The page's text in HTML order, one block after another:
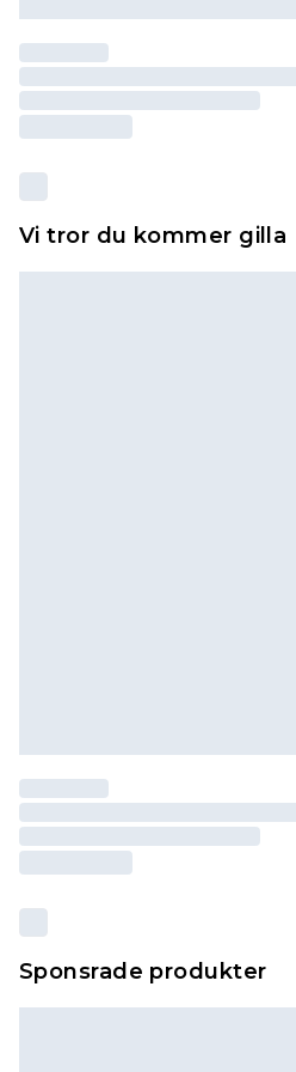
Vi tror du kommer gilla
Sponsrade produkter